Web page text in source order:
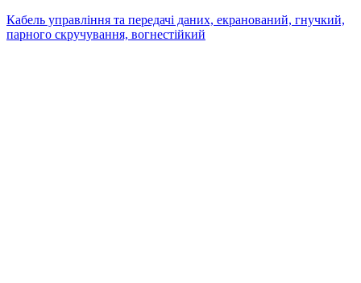
Кабель управління та передачі даних, екранований, гнучкий,
парного скручування, вогнестійкий